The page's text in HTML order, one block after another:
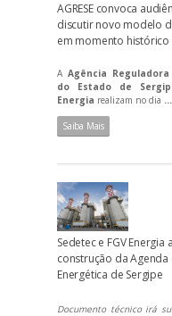
r
g
i
a
AGRESE convoca
discutir novo modelo
em momento
A Agência
do Estado de
Energia realizam no dia ...
Saiba Mais
Sedetec e FGV
construção da Agenda
Energética de Sergipe
Documento técnico irá